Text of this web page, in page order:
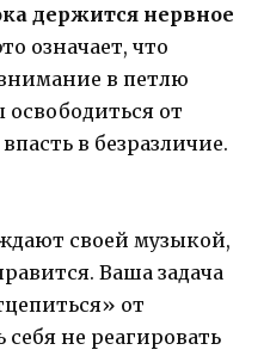
держится нервное
означает, что
в петлю
освободиться от
в безразличие.
своей музыкой,
Ваша задача
от
не реагировать